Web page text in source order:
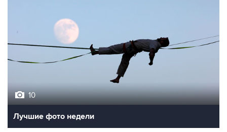
10
Лучшие фото недели